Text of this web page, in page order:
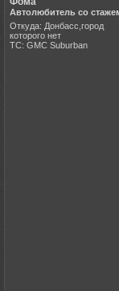
Автолюбитель со
Откуда: Донбасс,город
которого нет
ТС: GMC Suburban